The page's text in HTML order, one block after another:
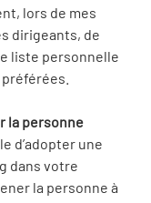
lors de mes
dirigeants, de
liste personnelle
la personne
d’adopter une
dans votre
la personne à